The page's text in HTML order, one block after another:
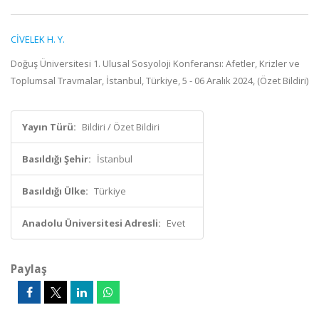
CİVELEK H. Y.
Doğuş Üniversitesi 1. Ulusal Sosyoloji Konferansı: Afetler, Krizler ve
Toplumsal Travmalar, İstanbul, Türkiye, 5 - 06 Aralık 2024, (Özet Bildiri)
Yayın Türü: Bildiri / Özet Bildiri
Basıldığı Şehir: İstanbul
Basıldığı Ülke: Türkiye
Anadolu Üniversitesi Adresli: Evet
Paylaş